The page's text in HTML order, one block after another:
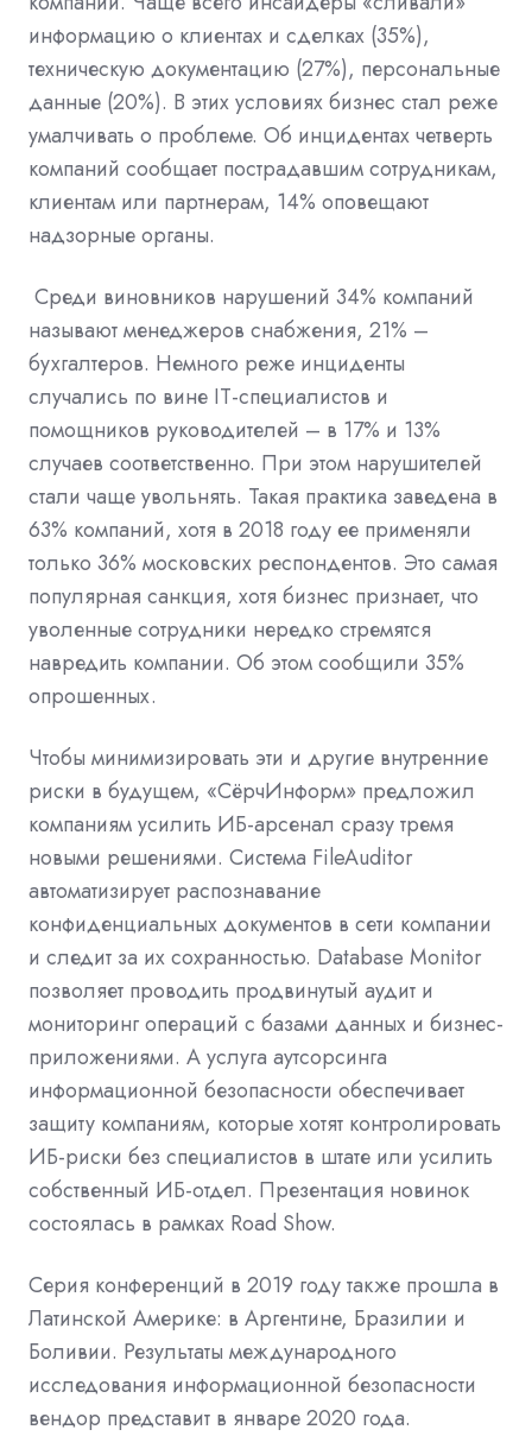
информацию о клиентах и сделках (35%),
техническую документацию (27%), персональные
данные (20%). В этих условиях бизнес стал реже
умалчивать о проблеме. Об инцидентах четверть
компаний сообщает пострадавшим сотрудникам,
клиентам или партнерам, 14% оповещают
надзорные органы.
Среди виновников нарушений 34% компаний
называют менеджеров снабжения, 21% –
бухгалтеров. Немного реже инциденты
случались по вине IT-специалистов и
помощников руководителей – в 17% и 13%
случаев соответственно. При этом нарушителей
стали чаще увольнять. Такая практика заведена в
63% компаний, хотя в 2018 году ее применяли
только 36% московских респондентов. Это самая
популярная санкция, хотя бизнес признает, что
уволенные сотрудники нередко стремятся
навредить компании. Об этом сообщили 35%
опрошенных.
Чтобы минимизировать эти и другие внутренние
риски в будущем, «СёрчИнформ» предложил
компаниям усилить ИБ-арсенал сразу тремя
новыми решениями. Система FileAuditor
автоматизирует распознавание
конфиденциальных документов в сети компании
и следит за их сохранностью. Database Monitor
позволяет проводить продвинутый аудит и
мониторинг операций с базами данных и бизнес-
приложениями. А услуга аутсорсинга
информационной безопасности обеспечивает
защиту компаниям, которые хотят контролировать
ИБ-риски без специалистов в штате или усилить
собственный ИБ-отдел. Презентация новинок
состоялась в рамках Road Show.
Серия конференций в 2019 году также прошла в
Латинской Америке: в Аргентине, Бразилии и
Боливии. Результаты международного
исследования информационной безопасности
вендор представит в январе 2020 года.